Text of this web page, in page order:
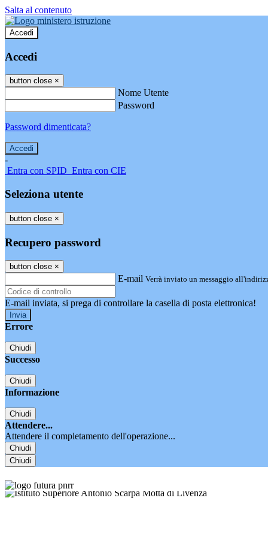
Salta al contenuto
Accedi
Accedi
button close ×
Nome Utente
Password
Password dimenticata?
-
Entra con SPID Entra con CIE
Seleziona utente
button close ×
Recupero password
button close ×
E-mail Verrà inviato un messaggio
E-mail inviata, si prega di controllare la casella di posta elettronica!
Errore
Chiudi
Successo
Chiudi
Informazione
Chiudi
Attendere...
Attendere il completamento dell'operazione...
Chiudi
Chiudi